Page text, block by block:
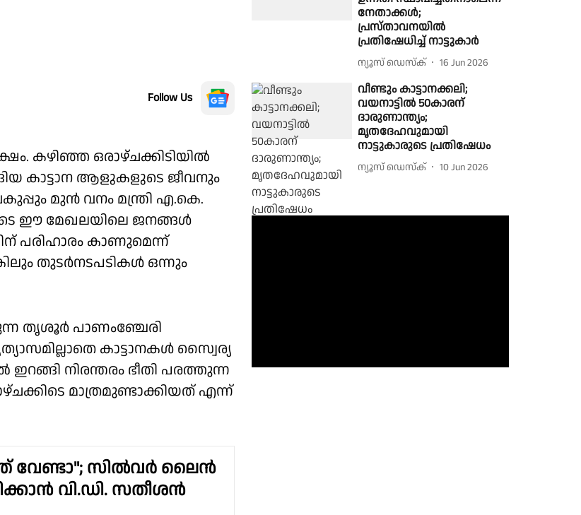
Follow Us
കഴിഞ്ഞ ഒരാഴ്ചക്കിടിയിൽ
കാട്ടാന ആളുകളുടെ ജീവനും
മുൻ വനം മന്ത്രി എ.കെ.
ഈ മേഖലയിലെ ജനങ്ങൾ
പരിഹാരം കാണുമെന്ന്
തുടർനടപടികൾ ഒന്നും
തൃശൂർ പാണംഞ്ചേരി
കാട്ടാനകൾ സ്വൈര്യ
നിരന്തരം ഭീതി പരത്തുന്ന
മാത്രമുണ്ടാക്കിയത് എന്ന്
"അത് വേണ്ടാ"; സിൽവർ ലൈൻ
വി.ഡി. സതീശൻ
നേതാക്കൾ;
പ്രസ്താവനയിൽ
പ്രതിഷേധിച്ച് നാട്ടുകാർ
ന്യൂസ് ഡെസ്ക് 16 Jun 2026
വീണ്ടും കാട്ടാനക്കലി;
വയനാട്ടിൽ 50കാരന്
ദാരുണാന്ത്യം;
മൃതദേഹവുമായി
നാട്ടുകാരുടെ പ്രതിഷേധം
ന്യൂസ് ഡെസ്ക് 10 Jun 2026